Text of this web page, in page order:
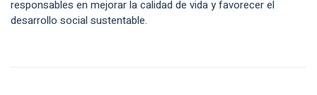
responsables en mejorar la calidad de vida y favorecer el
desarrollo social sustentable.